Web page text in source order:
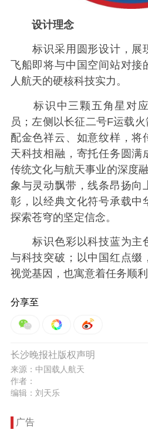
设计理念
标识采用圆形设计，展
飞船即将与中国空间站对
人航天的硬核科技实力。
标识中三颗五角星对应
员；左侧以长征二号F运载
配金色祥云、如意纹样，将
天科技相融，寄托任务圆满
传统文化与航天事业的深度
象与灵动飘带，线条昂扬向
彰，以经典文化符号承载中
探索苍穹的坚定信念。
标识色彩以科技蓝为主
与科技突破；以中国红点缀
视觉基因，也寓意着任务顺利
分享至
长沙晚报社版权声明
来源：中国载人航天
作者：
编辑：刘天乐
广告